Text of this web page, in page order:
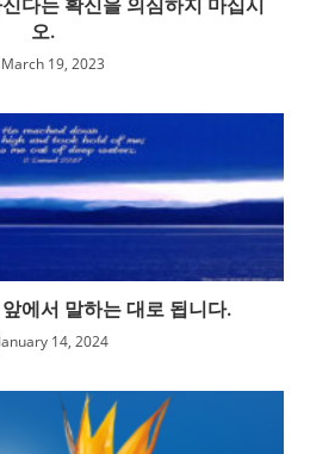
오.
March 19, 2023
에서 말하는 대로 됩니다.
January 14, 2024